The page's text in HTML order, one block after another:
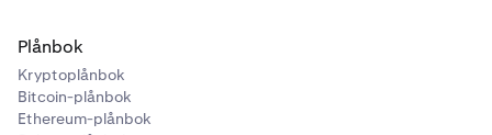
Plånbok
Kryptoplånbok
Bitcoin-plånbok
Ethereum-plånbok